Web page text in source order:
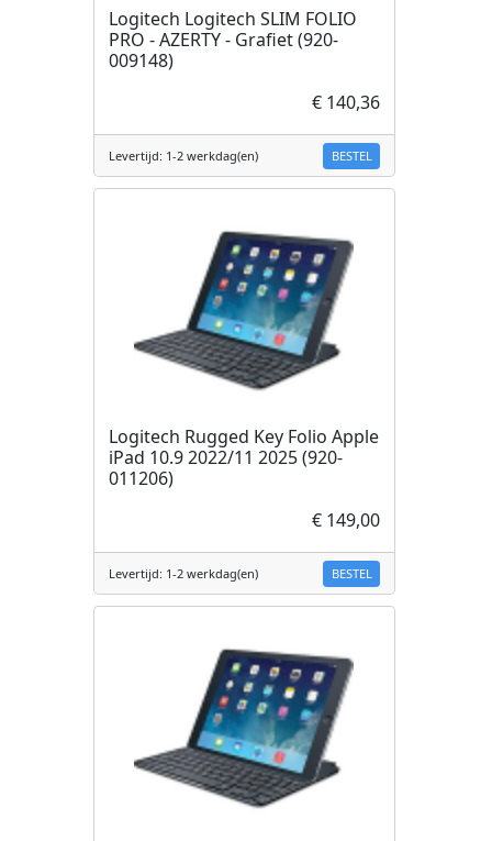
Logitech Logitech SLIM FOLIO
PRO - AZERTY - Grafiet (920-
009148)
€ 140,36
Levertijd: 1-2 werkdag(en) BESTEL
Logitech Rugged Key Folio Apple
iPad 10.9 2022/11 2025 (920-
011206)
€ 149,00
Levertijd: 1-2 werkdag(en) BESTEL